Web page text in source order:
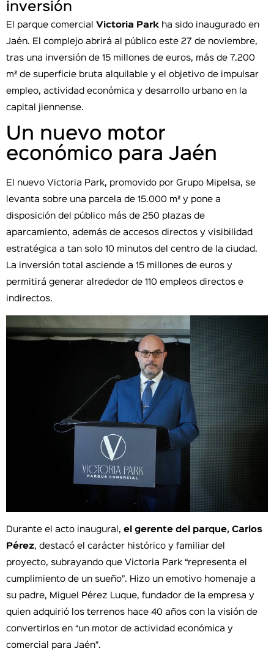
inversión
El parque comercial Victoria Park ha sido inaugurado en
Jaén. El complejo abrirá al público este 27 de noviembre,
tras una inversión de 15 millones de euros, más de 7.200
m² de superficie bruta alquilable y el objetivo de impulsar
empleo, actividad económica y desarrollo urbano en la
capital jiennense.
Un nuevo motor
económico para Jaén
El nuevo Victoria Park, promovido por Grupo Mipelsa, se
levanta sobre una parcela de 15.000 m² y pone a
disposición del público más de 250 plazas de
aparcamiento, además de accesos directos y visibilidad
estratégica a tan solo 10 minutos del centro de la ciudad.
La inversión total asciende a 15 millones de euros y
permitirá generar alrededor de 110 empleos directos e
indirectos.
Durante el acto inaugural, el gerente del parque, Carlos
Pérez, destacó el carácter histórico y familiar del
proyecto, subrayando que Victoria Park “representa el
cumplimiento de un sueño”. Hizo un emotivo homenaje a
su padre, Miguel Pérez Luque, fundador de la empresa y
quien adquirió los terrenos hace 40 años con la visión de
convertirlos en “un motor de actividad económica y
comercial para Jaén”.